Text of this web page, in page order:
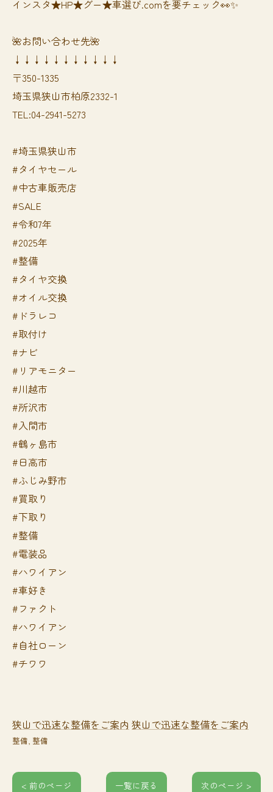
インスタ★HP★グー★車選び.comを要チェック👀✨
🌺お問い合わせ先🌺
↓↓↓↓↓↓↓↓↓↓↓
〒350-1335
埼玉県狭山市柏原2332-1
TEL:04-2941-5273
#埼玉県狭山市
#タイヤセール
#中古車販売店
#SALE
#令和7年
#2025年
#整備
#タイヤ交換
#オイル交換
#ドラレコ
#取付け
#ナビ
#リアモニター
#川越市
#所沢市
#入間市
#鶴ヶ島市
#日高市
#ふじみ野市
#買取り
#下取り
#整備
#電装品
#ハワイアン
#車好き
#ファクト
#ハワイアン
#自社ローン
#チワワ
狭山で迅速な整備をご案内 狭山で迅速な整備をご案内
整備 整備
< 前のページ 一覧に戻る 次のページ >